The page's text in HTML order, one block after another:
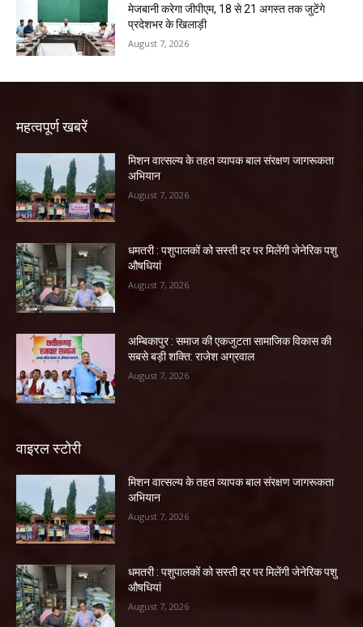
मेजबानी करेगा जीपीएम, 18 से 21 अगस्त तक जुटेंगे
प्रदेशभर के खिलाड़ी
August 7, 2026
महत्वपूर्ण खबरें
मिशन वात्सल्य के तहत व्यापक बाल संरक्षण जागरूकता
अभियान
August 7, 2026
धमतरी : पशुपालकों को सस्ती दर पर मिलेंगी जेनेरिक पशु
औषधियां
August 7, 2026
अम्बिकापुर : समाज की एकजुटता सामाजिक विकास की
सबसे बड़ी शक्ति: राजेश अग्रवाल
August 7, 2026
वाइरल स्टोरी
मिशन वात्सल्य के तहत व्यापक बाल संरक्षण जागरूकता
अभियान
August 7, 2026
धमतरी : पशुपालकों को सस्ती दर पर मिलेंगी जेनेरिक पशु
औषधियां
August 7, 2026